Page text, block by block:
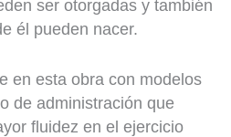
ser otorgadas y también
él pueden nacer.
en esta obra con modelos
de administración que
fluidez en el ejercicio